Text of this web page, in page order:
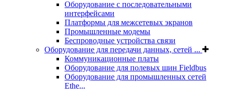
Оборудование с последовательными
интерфейсами
Платформы для межсетевых экранов
Промышленные модемы
Беспроводные устройства связи
Оборудование для передачи данных, сетей ...
Коммуникационные платы
Оборудование для полевых шин Fieldbus
Оборудование для промышленных сетей
Ethe...